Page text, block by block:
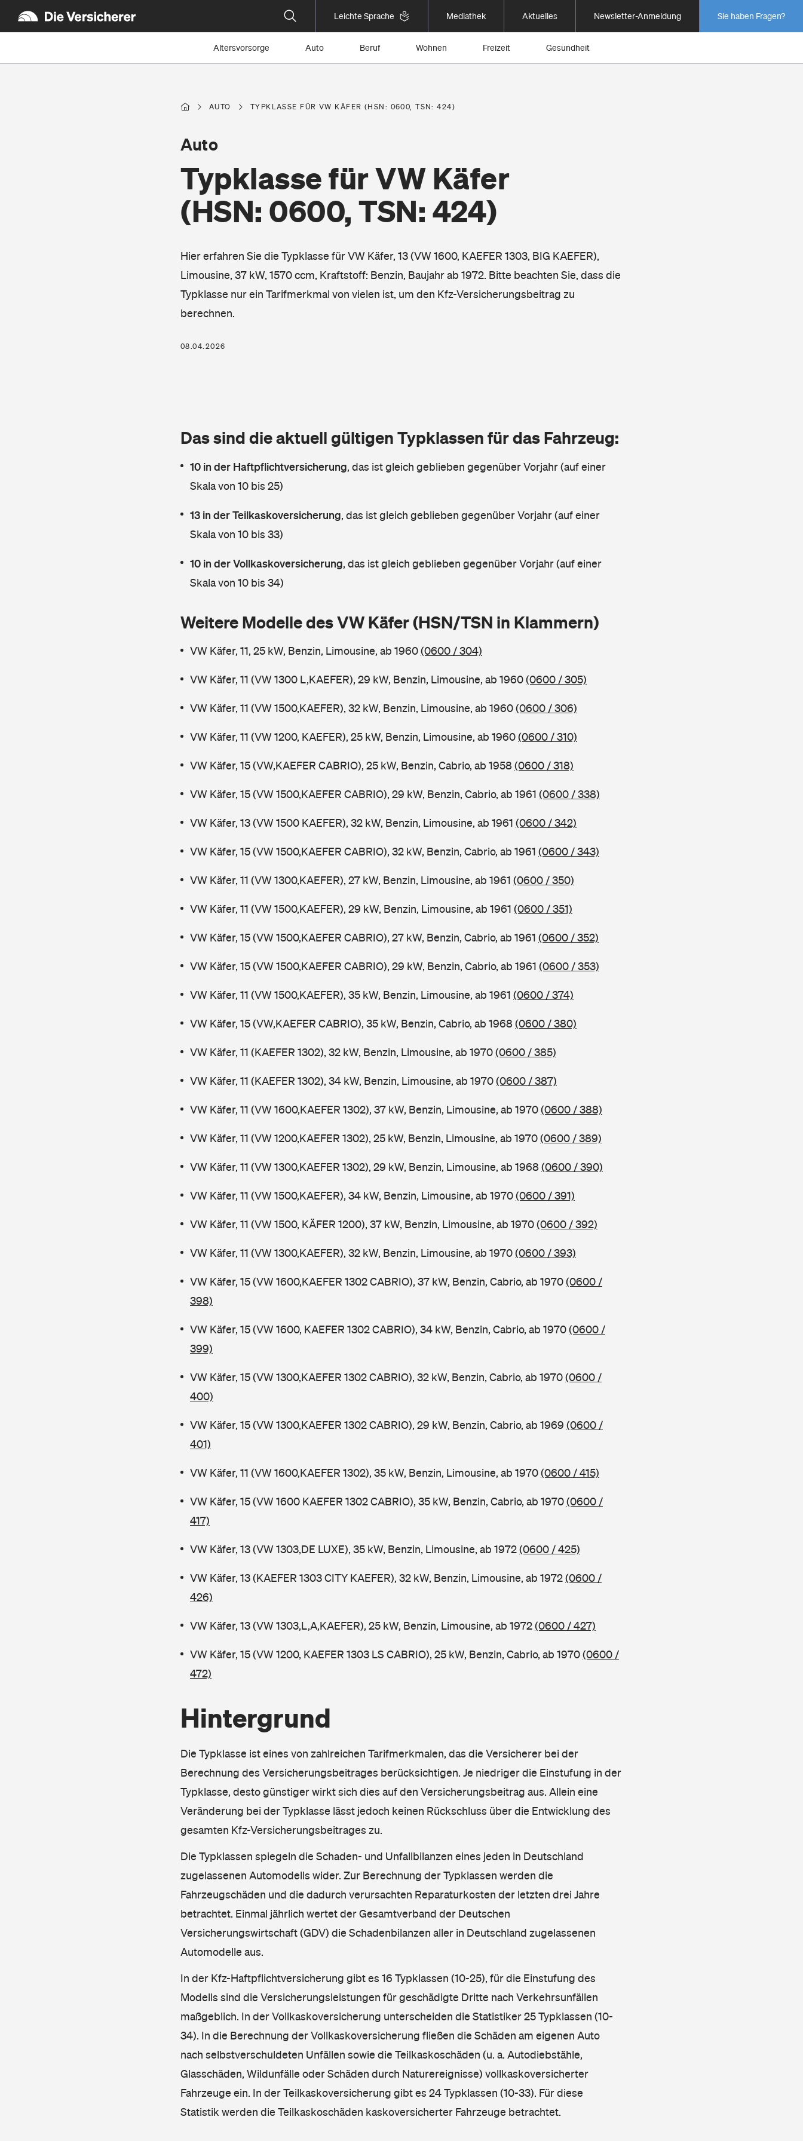
Leichte Sprache Mediathek Aktuelles Newsletter-Anmeldung Sie haben Fragen?
Altersvorsorge Auto Beruf Wohnen Freizeit Gesundheit
AUTO TYPKLASSE FÜR VW KÄFER (HSN: 0600, TSN: 424)
Typklasse für VW Käfer
(HSN: 0600, TSN: 424)
Auto
Hier erfahren Sie die Typklasse für VW Käfer, 13 (VW 1600, KAEFER 1303, BIG KAEFER),
Limousine, 37 kW, 1570 ccm, Kraftstoff: Benzin, Baujahr ab 1972. Bitte beachten Sie, dass die
Typklasse nur ein Tarifmerkmal von vielen ist, um den Kfz-Versicherungsbeitrag zu
berechnen.
08.04.2026
Das sind die aktuell gültigen Typklassen für das Fahrzeug:
10 in der Haftpflichtversicherung, das ist gleich geblieben gegenüber Vorjahr (auf einer
Skala von 10 bis 25)
13 in der Teilkaskoversicherung, das ist gleich geblieben gegenüber Vorjahr (auf einer
Skala von 10 bis 33)
10 in der Vollkaskoversicherung, das ist gleich geblieben gegenüber Vorjahr (auf einer
Skala von 10 bis 34)
Weitere Modelle des VW Käfer (HSN/TSN in Klammern)
VW Käfer, 11, 25 kW, Benzin, Limousine, ab 1960(0600 / 304)
VW Käfer, 11 (VW 1300 L,KAEFER), 29 kW, Benzin, Limousine, ab 1960(0600 / 305)
VW Käfer, 11 (VW 1500,KAEFER), 32 kW, Benzin, Limousine, ab 1960(0600 / 306)
VW Käfer, 11 (VW 1200, KAEFER), 25 kW, Benzin, Limousine, ab 1960(0600 / 310)
VW Käfer, 15 (VW,KAEFER CABRIO), 25 kW, Benzin, Cabrio, ab 1958(0600 / 318)
VW Käfer, 15 (VW 1500,KAEFER CABRIO), 29 kW, Benzin, Cabrio, ab 1961 (0600 / 338)
VW Käfer, 13 (VW 1500 KAEFER), 32 kW, Benzin, Limousine, ab 1961 (0600 / 342)
VW Käfer, 15 (VW 1500,KAEFER CABRIO), 32 kW, Benzin, Cabrio, ab 1961 (0600 / 343)
VW Käfer, 11 (VW 1300,KAEFER), 27 kW, Benzin, Limousine, ab 1961 (0600 / 350)
VW Käfer, 11 (VW 1500,KAEFER), 29 kW, Benzin, Limousine, ab 1961 (0600 / 351)
VW Käfer, 15 (VW 1500,KAEFER CABRIO), 27 kW, Benzin, Cabrio, ab 1961 (0600 / 352)
VW Käfer, 15 (VW 1500,KAEFER CABRIO), 29 kW, Benzin, Cabrio, ab 1961 (0600 / 353)
VW Käfer, 11 (VW 1500,KAEFER), 35 kW, Benzin, Limousine, ab 1961 (0600 / 374)
VW Käfer, 15 (VW,KAEFER CABRIO), 35 kW, Benzin, Cabrio, ab 1968(0600 / 380)
VW Käfer, 11 (KAEFER 1302), 32 kW, Benzin, Limousine, ab 1970(0600 / 385)
VW Käfer, 11 (KAEFER 1302), 34 kW, Benzin, Limousine, ab 1970(0600 / 387)
VW Käfer, 11 (VW 1600,KAEFER 1302), 37 kW, Benzin, Limousine, ab 1970(0600 / 388)
VW Käfer, 11 (VW 1200,KAEFER 1302), 25 kW, Benzin, Limousine, ab 1970(0600 / 389)
VW Käfer, 11 (VW 1300,KAEFER 1302), 29 kW, Benzin, Limousine, ab 1968(0600 / 390)
VW Käfer, 11 (VW 1500,KAEFER), 34 kW, Benzin, Limousine, ab 1970(0600 / 391)
VW Käfer, 11 (VW 1500, KÄFER 1200), 37 kW, Benzin, Limousine, ab 1970(0600 / 392)
VW Käfer, 11 (VW 1300,KAEFER), 32 kW, Benzin, Limousine, ab 1970(0600 / 393)
VW Käfer, 15 (VW 1600,KAEFER 1302 CABRIO), 37 kW, Benzin, Cabrio, ab 1970(0600 /
398)
VW Käfer, 15 (VW 1600, KAEFER 1302 CABRIO), 34 kW, Benzin, Cabrio, ab 1970(0600 /
399)
VW Käfer, 15 (VW 1300,KAEFER 1302 CABRIO), 32 kW, Benzin, Cabrio, ab 1970(0600 /
400)
VW Käfer, 15 (VW 1300,KAEFER 1302 CABRIO), 29 kW, Benzin, Cabrio, ab 1969 (0600 /
401)
VW Käfer, 11 (VW 1600,KAEFER 1302), 35 kW, Benzin, Limousine, ab 1970(0600 / 415)
VW Käfer, 15 (VW 1600 KAEFER 1302 CABRIO), 35 kW, Benzin, Cabrio, ab 1970(0600 /
417)
VW Käfer, 13 (VW 1303,DE LUXE), 35 kW, Benzin, Limousine, ab 1972(0600 / 425)
VW Käfer, 13 (KAEFER 1303 CITY KAEFER), 32 kW, Benzin, Limousine, ab 1972(0600 /
426)
VW Käfer, 13 (VW 1303,L,A,KAEFER), 25 kW, Benzin, Limousine, ab 1972(0600 / 427)
VW Käfer, 15 (VW 1200, KAEFER 1303 LS CABRIO), 25 kW, Benzin, Cabrio, ab 1970(0600 /
472)
Hintergrund
Die Typklasse ist eines von zahlreichen Tarifmerkmalen, das die Versicherer bei der
Berechnung des Versicherungsbeitrages berücksichtigen. Je niedriger die Einstufung in der
Typklasse, desto günstiger wirkt sich dies auf den Versicherungsbeitrag aus. Allein eine
Veränderung bei der Typklasse lässt jedoch keinen Rückschluss über die Entwicklung des
gesamten Kfz-Versicherungsbeitrages zu.
Die Typklassen spiegeln die Schaden- und Unfallbilanzen eines jeden in Deutschland
zugelassenen Automodells wider. Zur Berechnung der Typklassen werden die
Fahrzeugschäden und die dadurch verursachten Reparaturkosten der letzten drei Jahre
betrachtet. Einmal jährlich wertet der Gesamtverband der Deutschen
Versicherungswirtschaft (GDV) die Schadenbilanzen aller in Deutschland zugelassenen
Automodelle aus.
In der Kfz-Haftpflichtversicherung gibt es 16 Typklassen (10-25), für die Einstufung des
Modells sind die Versicherungsleistungen für geschädigte Dritte nach Verkehrsunfällen
maßgeblich. In der Vollkaskoversicherung unterscheiden die Statistiker 25 Typklassen (10-
34). In die Berechnung der Vollkaskoversicherung fließen die Schäden am eigenen Auto
nach selbstverschuldeten Unfällen sowie die Teilkaskoschäden (u. a. Autodiebstähle,
Glasschäden, Wildunfälle oder Schäden durch Naturereignisse) vollkaskoversicherter
Fahrzeuge ein. In der Teilkaskoversicherung gibt es 24 Typklassen (10-33). Für diese
Statistik werden die Teilkaskoschäden kaskoversicherter Fahrzeuge betrachtet.